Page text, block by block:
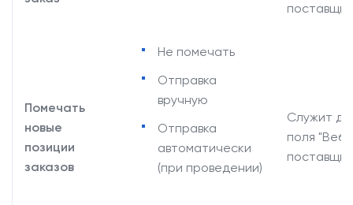
Помечать
новые
позиции
заказов
Не помечать
Отправка
вручную
Отправка
автоматически
(при проведении)
Служит
поля "Веб